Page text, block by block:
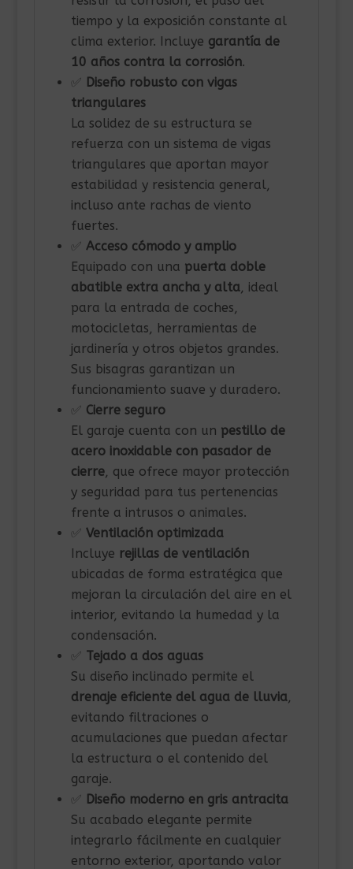
tiempo y la exposición constante al
clima exterior. Incluye garantía de
10 años contra la corrosión.
✅ Diseño robusto con vigas
triangulares
La solidez de su estructura se
refuerza con un sistema de vigas
triangulares que aportan mayor
estabilidad y resistencia general,
incluso ante rachas de viento
fuertes.
✅ Acceso cómodo y amplio
Equipado con una puerta doble
abatible extra ancha y alta, ideal
para la entrada de coches,
motocicletas, herramientas de
jardinería y otros objetos grandes.
Sus bisagras garantizan un
funcionamiento suave y duradero.
✅ Cierre seguro
El garaje cuenta con un pestillo de
acero inoxidable con pasador de
cierre, que ofrece mayor protección
y seguridad para tus pertenencias
frente a intrusos o animales.
✅ Ventilación optimizada
Incluye rejillas de ventilación
ubicadas de forma estratégica que
mejoran la circulación del aire en el
interior, evitando la humedad y la
condensación.
✅ Tejado a dos aguas
Su diseño inclinado permite el
drenaje eficiente del agua de lluvia,
evitando filtraciones o
acumulaciones que puedan afectar
la estructura o el contenido del
garaje.
✅ Diseño moderno en gris antracita
Su acabado elegante permite
integrarlo fácilmente en cualquier
entorno exterior, aportando valor